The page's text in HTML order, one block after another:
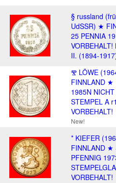
§ russland
UdSSR) ★
25 PENNIA
VORBEHALT!
II. (1894-
Ⰺ LÖWE
FINNLAND ★
1985N
STEMPEL A
VORBEHALT!
New!
* KIEFER
FINNLAND ★
PFENNIG
VORBEHALT!